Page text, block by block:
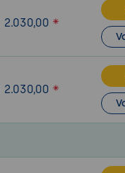
der Anwendung von
und
von Beispielcode
und
2.030,00
2.030,00